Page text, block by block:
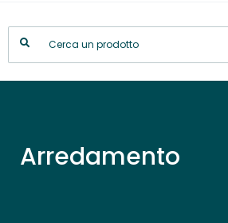
Arredamento